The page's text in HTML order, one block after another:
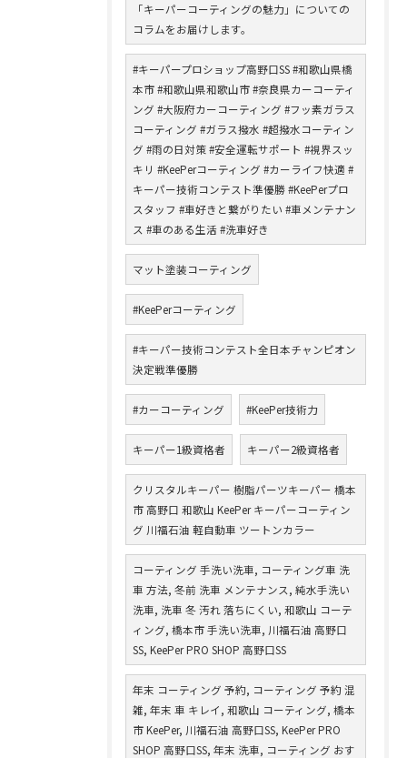
「キーパーコーティングの魅力」についての
コラムをお届けします。
#キーパープロショップ高野口SS #和歌山県橋
本市 #和歌山県和歌山市 #奈良県カーコーティ
ング #大阪府カーコーティング #フッ素ガラス
コーティング #ガラス撥水 #超撥水コーティン
グ #雨の日対策 #安全運転サポート #視界スッ
キリ #KeePerコーティング #カーライフ快適 #
キーパー技術コンテスト準優勝 #KeePerプロ
スタッフ #車好きと繋がりたい #車メンテナン
ス #車のある生活 #洗車好き
マット塗装コーティング
#KeePerコーティング
#キーパー技術コンテスト全日本チャンピオン
決定戦準優勝
#カーコーティング #KeePer技術力
キーパー1級資格者 キーパー2級資格者
クリスタルキーパー 樹脂パーツキーパー 橋本
市 高野口 和歌山 KeePer キーパーコーティン
グ 川福石油 軽自動車 ツートンカラー
コーティング 手洗い洗車, コーティング車 洗
車 方法, 冬前 洗車 メンテナンス, 純水手洗い
洗車, 洗車 冬 汚れ 落ちにくい, 和歌山 コーテ
ィング, 橋本市 手洗い洗車, 川福石油 高野口
SS, KeePer PRO SHOP 高野口SS
年末 コーティング 予約, コーティング 予約 混
雑, 年末 車 キレイ, 和歌山 コーティング, 橋本
市 KeePer, 川福石油 高野口SS, KeePer PRO
SHOP 高野口SS, 年末 洗車, コーティング おす